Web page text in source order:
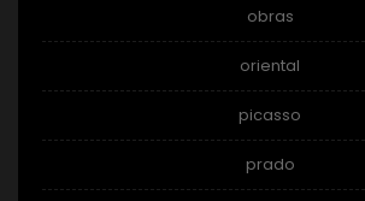
obras
oriental
picasso
prado